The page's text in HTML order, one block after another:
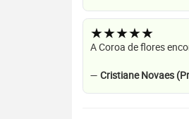
★★★★★
A Coroa de flores
— Cristiane Novaes